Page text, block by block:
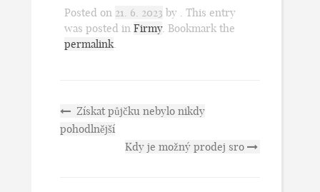
Posted on 21. 6. 2023 by . This entry
was posted in Firmy. Bookmark the
permalink.
Získat půjčku nebylo nikdy
pohodlnější
Kdy je možný prodej sro